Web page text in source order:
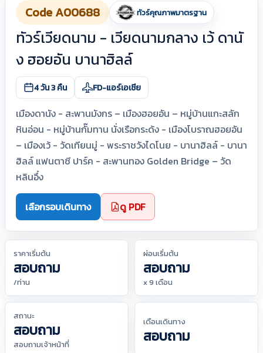
Code A00688 ทัวร์คุณภาพมาตรฐาน
ทัวร์เวียดนาม - เวียดนามกลาง เว้ ดานั
ง ฮอยอัน บานาฮิลล์
4 วัน 3 คืน FD-แอร์เอเชีย
เมืองดานัง - สะพานมังกร – เมืองฮอยอัน – หมู่บ้านแกะสลัก
หินอ่อน - หมู่บ้านกั๊มทาน นั่งเรือกระด้ง - เมืองโบราณฮอยอัน
– เมืองเว้ - วัดเทียนมู่ - พระราชวังไดโนย - บานาฮิลล์ - บานา
ฮิลล์ แฟนตาซี ปาร์ค - สะพานทอง Golden Bridge – วัด
หลินอึ๋ง
เลือกรอบเดินทาง ดู PDF
ราคาเริ่มต้น
สอบถาม
/ท่าน
ผ่อนเริ่มต้น
สอบถาม
x 9 เดือน
สถานะ
สอบถาม
สอบถามเจ้าหน้าที่
เดือนเดินทาง
สอบถาม